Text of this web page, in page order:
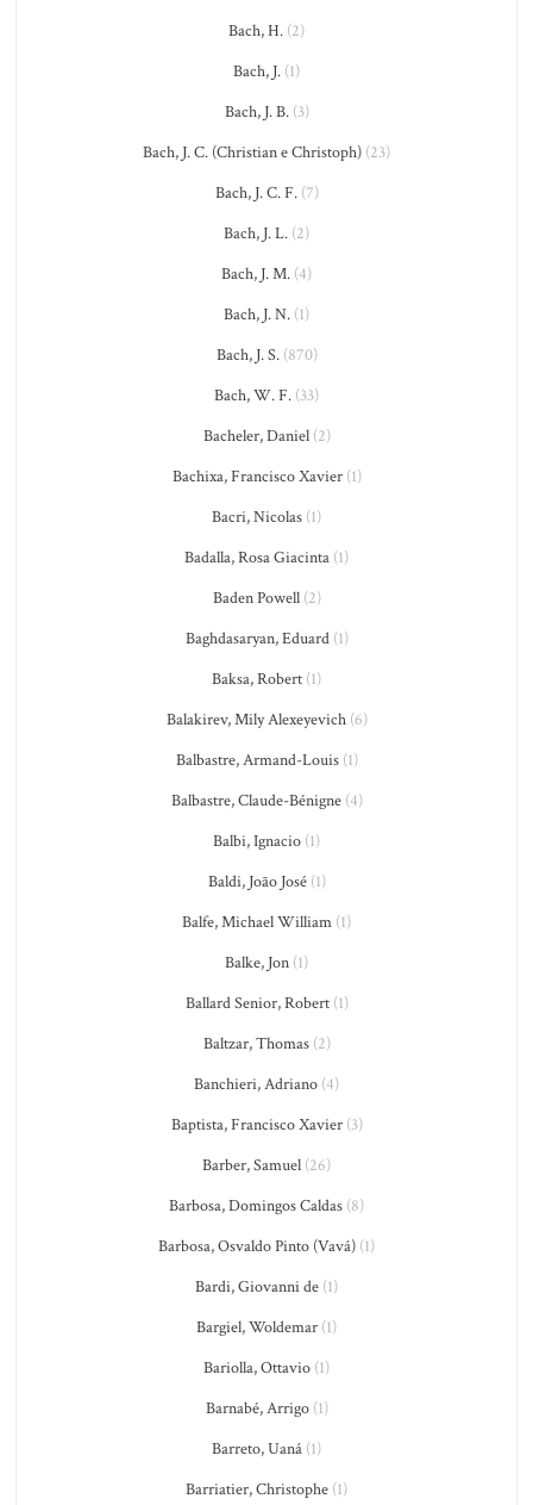
Bach, H. (2)
Bach, J. (1)
Bach, J. B.(3)
Bach, J. C. (Christian e Christoph) (23)
Bach, J. C. F.(7)
Bach, J. L. (2)
Bach, J. M. (4)
Bach, J. N. (1)
Bach, J. S.(870)
Bach, W. F. (33)
Bacheler, Daniel(2)
Bachixa, Francisco Xavier(1)
Bacri, Nicolas (1)
Badalla, Rosa Giacinta (1)
Baden Powell(2)
Baghdasaryan, Eduard(1)
Baksa, Robert (1)
Balakirev, Mily Alexeyevich(6)
Balbastre, Armand-Louis(1)
Balbastre, Claude-Bénigne(4)
Balbi, Ignacio (1)
Baldi, João José(1)
Balfe, Michael William (1)
Balke, Jon (1)
Ballard Senior, Robert(1)
Baltzar, Thomas(2)
Banchieri, Adriano (4)
Baptista, Francisco Xavier(3)
Barber, Samuel (26)
Barbosa, Domingos Caldas (8)
Barbosa, Osvaldo Pinto (Vavá) (1)
Bardi, Giovanni de (1)
Bargiel, Woldemar (1)
Bariolla, Ottavio (1)
Barnabé, Arrigo(1)
Barreto, Uaná (1)
Barriatier, Christophe (1)